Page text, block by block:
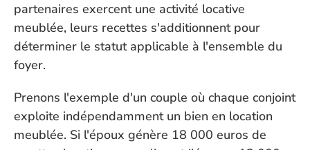
partenaires exercent une activité locative
meublée, leurs recettes s'additionnent pour
déterminer le statut applicable à l'ensemble du
foyer.
Prenons l'exemple d'un couple où chaque conjoint
exploite indépendamment un bien en location
meublée. Si l'époux génère 18 000 euros de